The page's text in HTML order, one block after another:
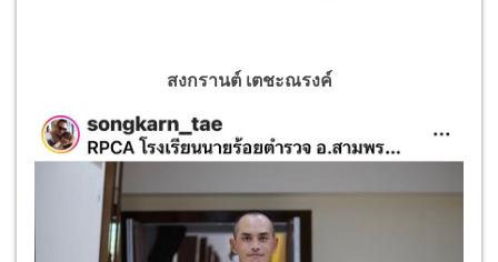
สงกรานต์ เตชะณรงค์